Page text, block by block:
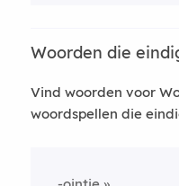
Woorden die
Vind woorden voor
woordspellen die